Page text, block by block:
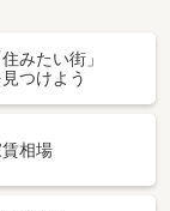
住みたい街」
つけよう
相場